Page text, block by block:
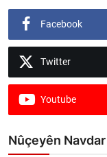
Facebook
Twitter
Youtube
Nûçeyên Navdar